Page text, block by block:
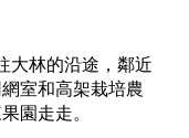
大林的沿途，鄰近
室和高架栽培農
園走走。